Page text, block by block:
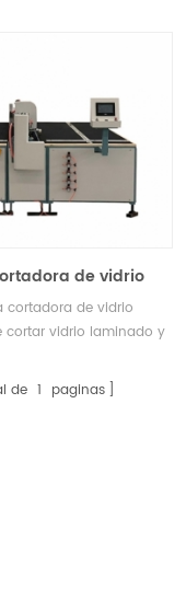
de vidrio
SY-2621
cortadora de vidrio
cortar vidrio laminado y
de 1 paginas